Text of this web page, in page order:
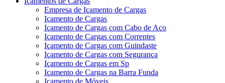
Empresa de Içamento de Cargas
Içamento de Cargas
Içamento de Cargas com Cabo de Aço
Içamento de Cargas com Correntes
Içamento de Cargas com Guindaste
Içamento de Cargas com Segurança
Içamento de Cargas em Sp
Içamento de Cargas na Barra Funda
Içamento de Móveis